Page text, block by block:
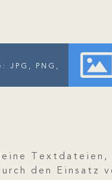
JPG, PNG,
Textdateien,
den Einsatz